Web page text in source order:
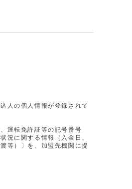
人の個人情報が登録されて
運転免許証等の記号番号
況に関する情報（入金日、
等）〕を、加盟先機関に提